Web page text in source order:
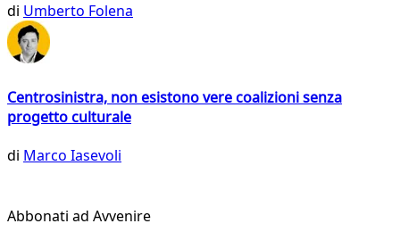
di Umberto Folena
Centrosinistra, non esistono vere coalizioni senza
progetto culturale
di Marco Iasevoli
Abbonati ad Avvenire